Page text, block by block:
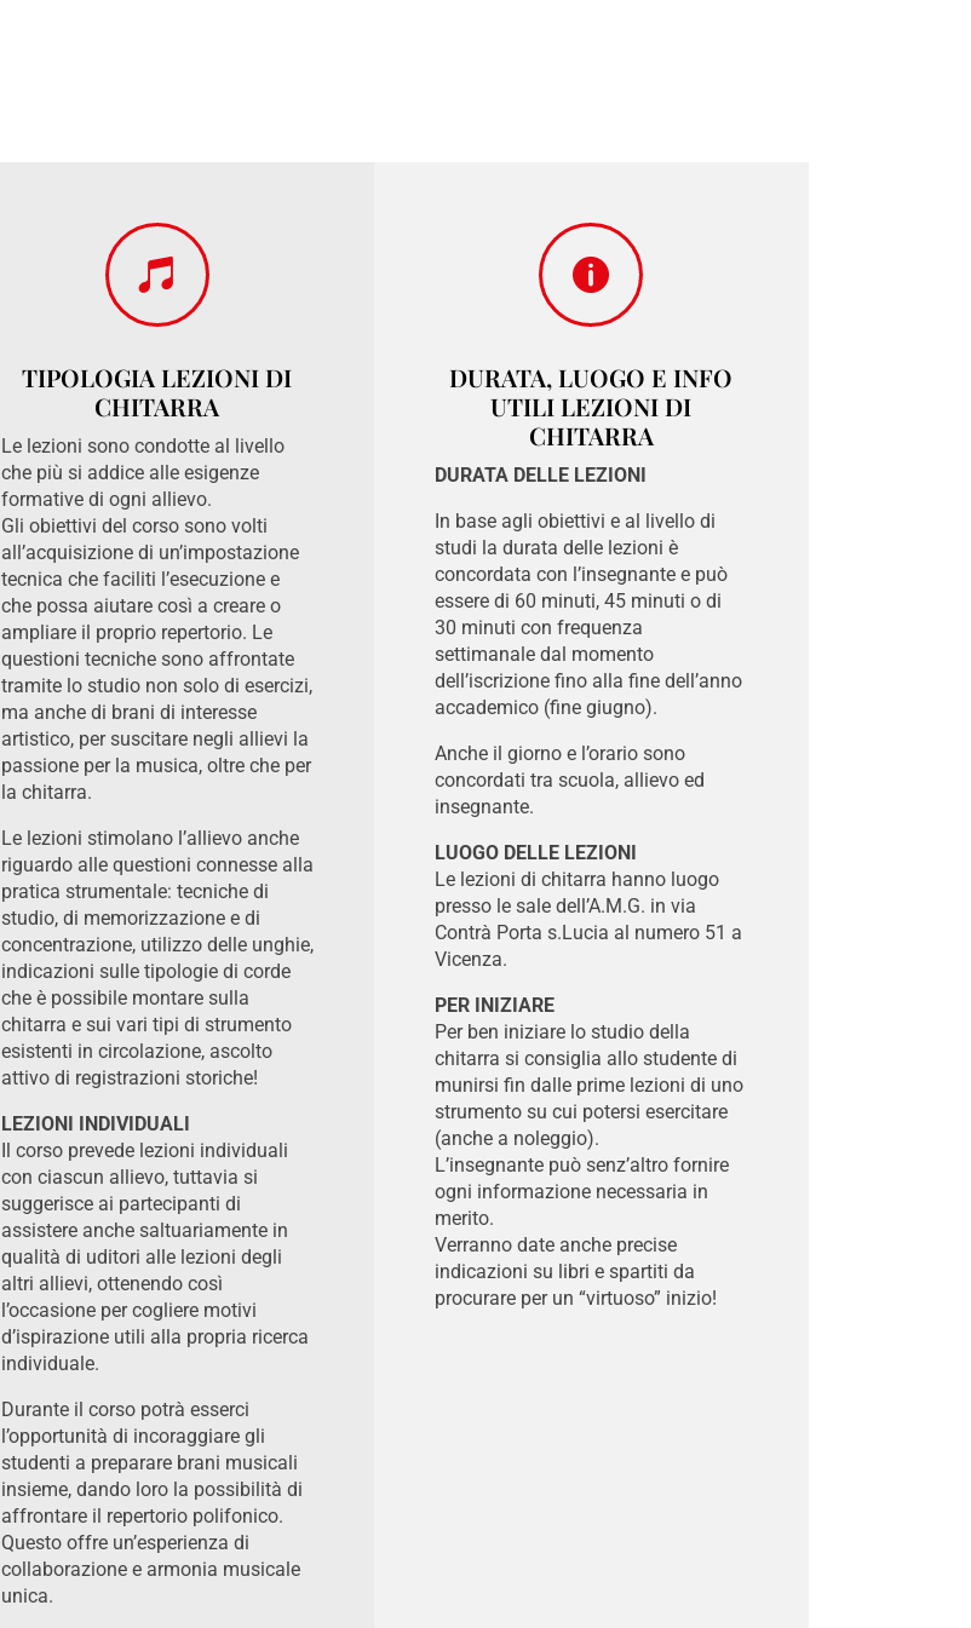

TIPOLOGIA LEZIONI DI
CHITARRA
Le lezioni sono condotte al livello
che più si addice alle esigenze
formative di ogni allievo.
Gli obiettivi del corso sono volti
all’acquisizione di un’impostazione
tecnica che faciliti l’esecuzione e
che possa aiutare così a creare o
ampliare il proprio repertorio. Le
questioni tecniche sono affrontate
tramite lo studio non solo di esercizi,
ma anche di brani di interesse
artistico, per suscitare negli allievi la
passione per la musica, oltre che per
la chitarra.
Le lezioni stimolano l’allievo anche
riguardo alle questioni connesse alla
pratica strumentale: tecniche di
studio, di memorizzazione e di
concentrazione, utilizzo delle unghie,
indicazioni sulle tipologie di corde
che è possibile montare sulla
chitarra e sui vari tipi di strumento
esistenti in circolazione, ascolto
attivo di registrazioni storiche!
LEZIONI INDIVIDUALI
Il corso prevede lezioni individuali
con ciascun allievo, tuttavia si
suggerisce ai partecipanti di
assistere anche saltuariamente in
qualità di uditori alle lezioni degli
altri allievi, ottenendo così
l’occasione per cogliere motivi
d’ispirazione utili alla propria ricerca
individuale.
Durante il corso potrà esserci
l’opportunità di incoraggiare gli
studenti a preparare brani musicali
insieme, dando loro la possibilità di
affrontare il repertorio polifonico.
Questo offre un’esperienza di
collaborazione e armonia musicale
unica.

DURATA, LUOGO E INFO
UTILI LEZIONI DI
CHITARRA
DURATA DELLE LEZIONI
In base agli obiettivi e al livello di
studi la durata delle lezioni è
concordata con l’insegnante e può
essere di 60 minuti, 45 minuti o di
30 minuti con frequenza
settimanale dal momento
dell’iscrizione fino alla fine dell’anno
accademico (fine giugno).
Anche il giorno e l’orario sono
concordati tra scuola, allievo ed
insegnante.
LUOGO DELLE LEZIONI
Le lezioni di chitarra hanno luogo
presso le sale dell’A.M.G. in via
Contrà Porta s.Lucia al numero 51 a
Vicenza.
PER INIZIARE
Per ben iniziare lo studio della
chitarra si consiglia allo studente di
munirsi fin dalle prime lezioni di uno
strumento su cui potersi esercitare
(anche a noleggio).
L’insegnante può senz’altro fornire
ogni informazione necessaria in
merito.
Verranno date anche precise
indicazioni su libri e spartiti da
procurare per un “virtuoso” inizio!